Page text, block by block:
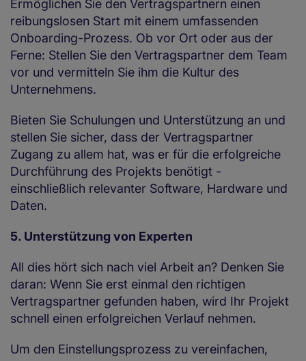
Ermöglichen Sie den Vertragspartnern einen
reibungslosen Start mit einem umfassenden
Onboarding-Prozess. Ob vor Ort oder aus der
Ferne: Stellen Sie den Vertragspartner dem Team
vor und vermitteln Sie ihm die Kultur des
Unternehmens.
Bieten Sie Schulungen und Unterstützung an und
stellen Sie sicher, dass der Vertragspartner
Zugang zu allem hat, was er für die erfolgreiche
Durchführung des Projekts benötigt -
einschließlich relevanter Software, Hardware und
Daten.
5. Unterstützung von Experten
All dies hört sich nach viel Arbeit an? Denken Sie
daran: Wenn Sie erst einmal den richtigen
Vertragspartner gefunden haben, wird Ihr Projekt
schnell einen erfolgreichen Verlauf nehmen.
Um den Einstellungsprozess zu vereinfachen,